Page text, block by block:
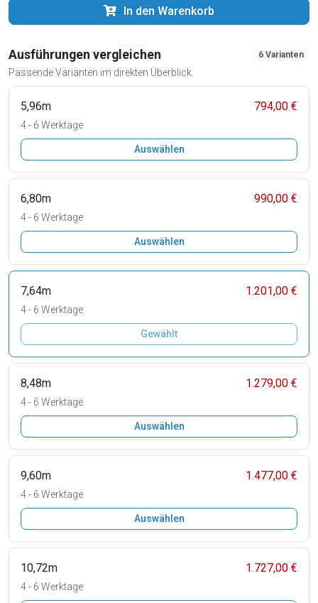
In den Warenkorb
Ausführungen vergleichen
Passende Varianten im direkten Überblick.
6 Varianten
5,96m 794,00 €
4 - 6 Werktage
Auswählen
6,80m 990,00 €
4 - 6 Werktage
Auswählen
7,64m 1.201,00 €
4 - 6 Werktage
Gewählt
8,48m 1.279,00 €
4 - 6 Werktage
Auswählen
9,60m 1.477,00 €
4 - 6 Werktage
Auswählen
10,72m 1.727,00 €
4 - 6 Werktage